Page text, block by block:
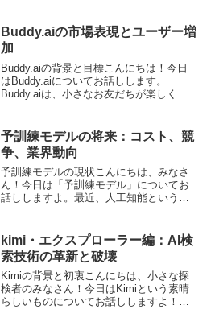
んなで一緒に、少しずつわかっていきま
しょう！個性化学習って何...
Buddy.aiの市場表現とユーザー増
加
Buddy.aiの背景と目標こんにちは！今日
はBuddy.aiについてお話しします。
Buddy.aiは、小さなお友だちが楽しく学
めに作られていて、遊びながら英語のス
キル...
予訓練モデルの将来：コスト、競
争、業界動向
予訓練モデルの現状こんにちは、みなさ
ん！今日は「予訓練モデル」についてお
話ししますよ。最近、人工知能という言
訓練モデル」です。何だか難しそうに聞
こえるけど、心配しないで...
kimi・エクスプローラー編：AI検
索技術の革新と破壊
Kimiの背景と初衷こんにちは、小さな探
検者のみなさん！今日はKimiという素晴
らしいものについてお話ししますよ！そ